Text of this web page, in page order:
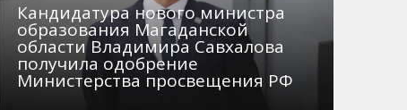
Кандидатура нового министра
образования Магаданской
области Владимира Савхалова
получила одобрение
Министерства просвещения РФ